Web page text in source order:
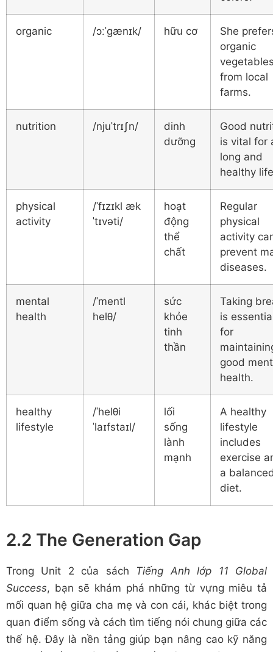
organic /ɔːˈɡænɪk/ hữu cơ
She
organic
from local
farms.
nutrition /njuˈtrɪʃn/
dinh
dưỡng
Good
is vital for
long and
healthy
physical
activity
/ˈfɪzɪkl æk
ˈtɪvəti/
hoạt
động
thể
chất
Regular
physical
activity
prevent
diseases.
mental
health
/ˈmentl
helθ/
sức
khỏe
tinh
thần
Taking
is
for
good
health.
healthy
lifestyle
/ˈhelθi
ˈlaɪfstaɪl/
lối
sống
lành
mạnh
A healthy
lifestyle
includes
exercise
a
diet.
2.2 The Generation Gap
Trong Unit 2 của sách Tiếng Anh lớp 11 Global
Success, bạn sẽ khám phá những từ vựng miêu tả
mối quan hệ giữa cha mẹ và con cái, khác biệt trong
quan điểm sống và cách tìm tiếng nói chung giữa các
thế hệ. Đây là nền tảng giúp bạn nâng cao kỹ năng